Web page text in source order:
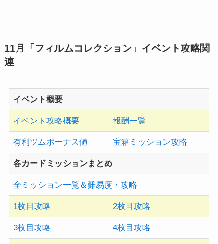
11月「フィルムコレクション」イベント攻略関
連
イベント概要
イベント攻略概要 報酬一覧
有利ツムボーナス値 宝箱ミッション攻略
各カードミッションまとめ
全ミッション一覧＆難易度・攻略
1枚目攻略 2枚目攻略
3枚目攻略 4枚目攻略